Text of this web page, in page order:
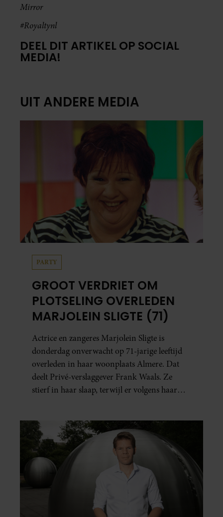
Mirror
#Royaltynl
DEEL DIT ARTIKEL OP SOCIAL
MEDIA!
UIT ANDERE MEDIA
PARTY
GROOT VERDRIET OM
PLOTSELING OVERLEDEN
MARJOLEIN SLIGTE (71)
Actrice en zangeres Marjolein Sligte is
donderdag onverwacht op 71-jarige leeftijd
overleden in haar woonplaats Almere. Dat
deelt Privé-verslaggever Frank Waals. Ze
stierf in haar slaap, terwijl er volgens haar